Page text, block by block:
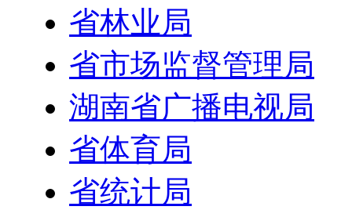
省林业局
省市场监督管理局
湖南省广播电视局
省体育局
省统计局